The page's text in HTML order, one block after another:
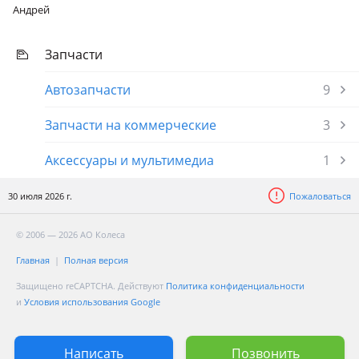
Андрей
Запчасти
Автозапчасти
9
Запчасти на коммерческие
3
Аксессуары и мультимедиа
1
30 июля 2026 г. Пожаловаться
Написать Позвонить
© 2006 — 2026 АО Колеса
Главная Полная версия
Защищено reCAPTCHA. Действуют Политика конфиденциальности
и Условия использования Google